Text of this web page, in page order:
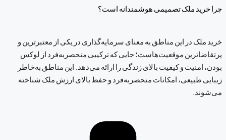
چرا خرید ملک تصمیمی هوشمندانه است؟
خرید ملک در این مناطق به معنای سرمایه‌گذاری در یکی از معتبرترین و
پرتقاضاترین موقعیت‌هاست؛ جایی که ترکیبی منحصربه‌فرد از لوکس
بودن، امنیت و کیفیت بالای زندگی را ارائه می‌دهد. این مناطق به‌خاطر
زیبایی طبیعی، امکانات منحصربه‌فرد و حفظ بالای ارزش ملک شناخته
می‌شوند.